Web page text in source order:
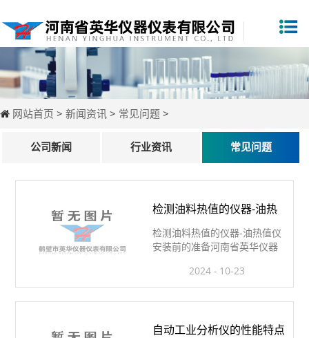
网站首页 > 新闻资讯 > 常见问题 >
公司新闻 行业资讯 常见问题
检测油料热值的仪器-油热
值仪安装前的准备
检测油料热值的仪器-油热值仪
安装前的准备河南省英华仪器
仪器-油热值仪安装前的准备工
作1、化验室环境须符合要求；
2、按发货清单查验仪器配置是
或去
10-23
2024
自动工业分析仪的性能特点